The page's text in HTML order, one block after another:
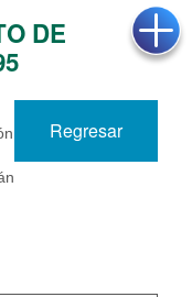
DE
Regresar